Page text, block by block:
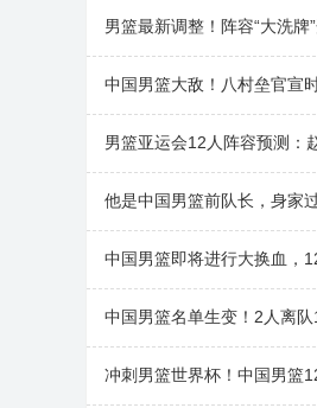
男篮最新调整！阵容“大洗牌
中国男篮大敌！八村垒官宣
男篮亚运会12人阵容预测：
他是中国男篮前队长，身家
中国男篮即将进行大换血，
中国男篮名单生变！2人离
冲刺男篮世界杯！中国男篮